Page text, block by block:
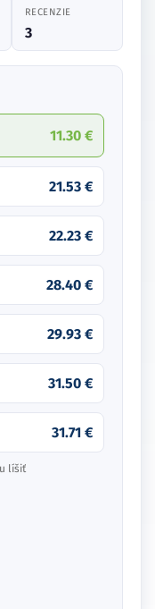
RECENZIE
3
11.30 €
21.53 €
22.23 €
28.40 €
29.93 €
31.50 €
31.71 €
líšiť